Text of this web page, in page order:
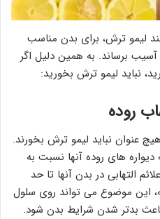
لیمو ترش، برای بدن مناسب
برساند. به همین دلیل اگر
نباید لیمو ترش بخورید:
عنوان نباید لیمو ترش بخورند.
های روده آنها نسبت به
التهابی در بدن آنها تا حد
این موضوع می تواند روی سلول
باعث بدتر شدن شرایط بدن شود.